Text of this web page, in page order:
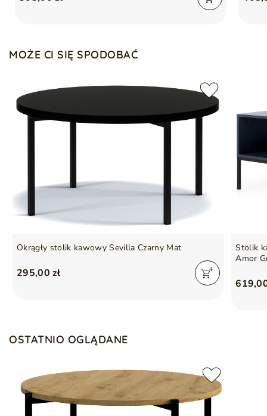
MOŻE CI SIĘ SPODOBAĆ
Okrągły stolik kawowy Sevilla Czarny Mat
295,00 zł
Stolik
Amor
OSTATNIO OGLĄDANE